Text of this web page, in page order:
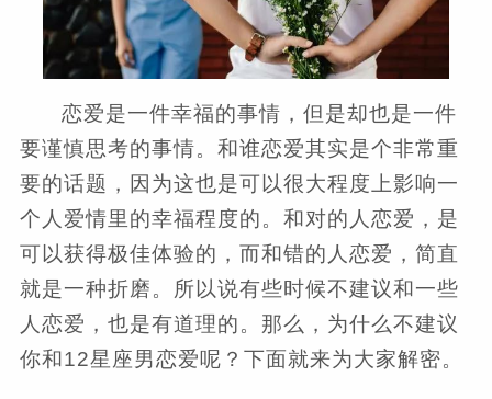
恋爱是一件幸福的事情，但是却也是一件
要谨慎思考的事情。和谁恋爱其实是个非常重
要的话题，因为这也是可以很大程度上影响一
个人爱情里的幸福程度的。和对的人恋爱，是
可以获得极佳体验的，而和错的人恋爱，简直
就是一种折磨。所以说有些时候不建议和一些
人恋爱，也是有道理的。那么，为什么不建议
你和12星座男恋爱呢？下面就来为大家解密。